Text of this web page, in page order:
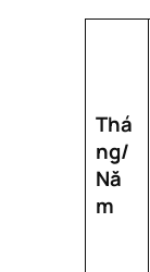
Thá
ng/
Nă
m